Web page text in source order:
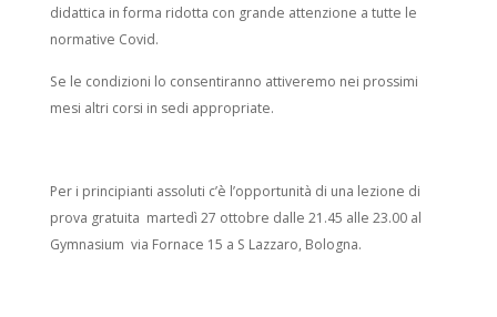
didattica in forma ridotta con grande attenzione a tutte le
normative Covid.
Se le condizioni lo consentiranno attiveremo nei prossimi
mesi altri corsi in sedi appropriate.
Per i principianti assoluti c’è l’opportunità di una lezione di
prova gratuita martedì 27 ottobre dalle 21.45 alle 23.00 al
Gymnasium via Fornace 15 a S Lazzaro, Bologna.